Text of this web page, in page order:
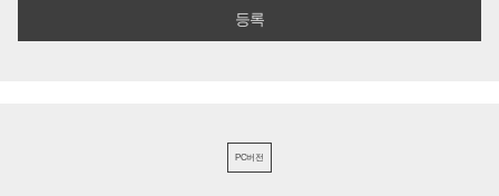
PC버전